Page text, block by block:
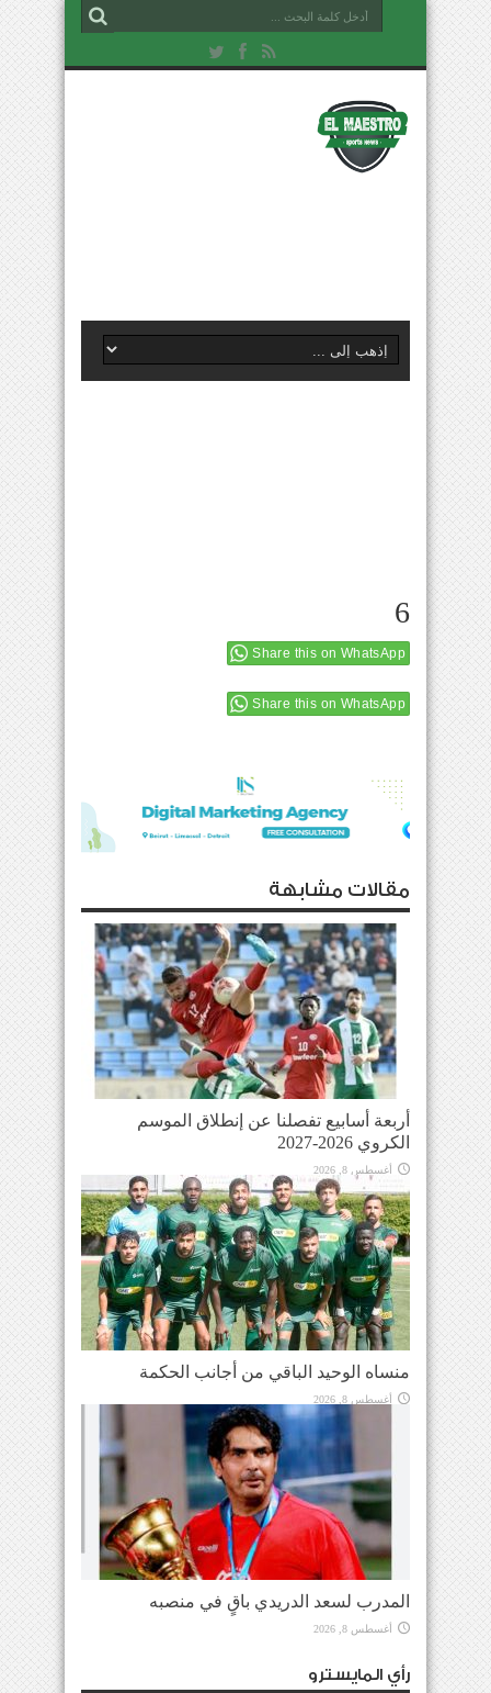
6
Share this on WhatsApp
Share this on WhatsApp
مقالات مشابهة
أربعة أسابيع تفصلنا عن إنطلاق الموسم
الكروي 2026-2027
أغسطس 8, 2026
منساه الوحيد الباقي من أجانب الحكمة
أغسطس 8, 2026
المدرب لسعد الدريدي باقٍ في منصبه
أغسطس 8, 2026
رأي المايسترو